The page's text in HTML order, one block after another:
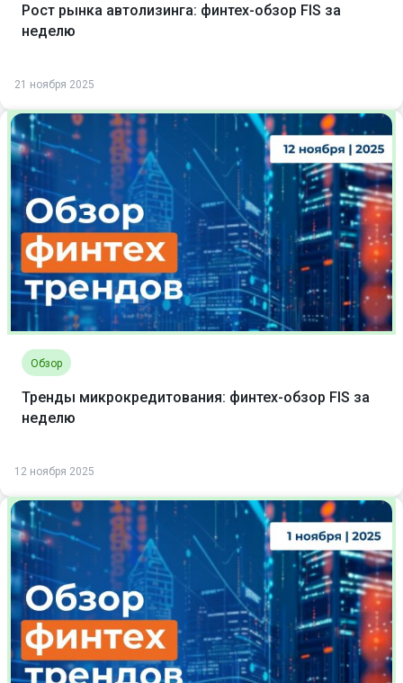
Рост рынка автолизинга: финтех-обзор FIS за
неделю
21 ноября 2025
Обзор
Тренды микрокредитования: финтех-обзор FIS за
неделю
12 ноября 2025